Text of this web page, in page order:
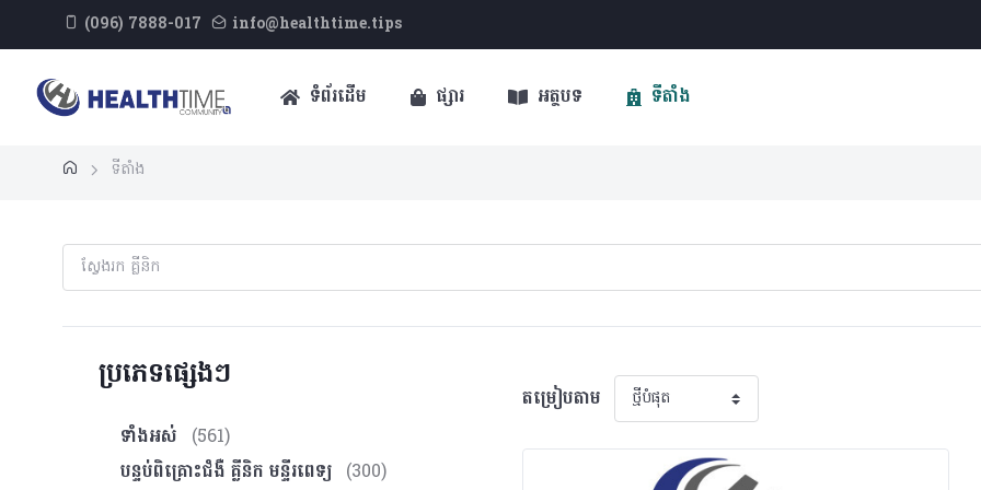
(096) 7888-017 info@healthtime.tips
ទំព័រដើម ផ្សារ អត្ថបទ ទីតាំង
ទីតាំង
ប្រភេទផ្សេងៗ
ទាំងអស់
(561)
បន្ទប់ពិគ្រោះ​ជំងឺ គ្លីនិក មន្ទីរពេទ្យ (300)
តម្រៀបតាម